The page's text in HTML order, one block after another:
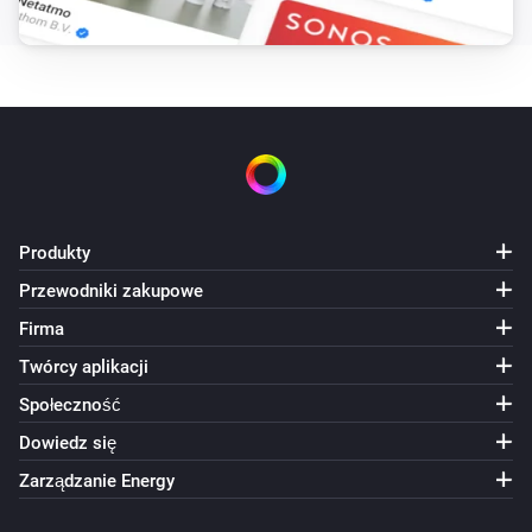
Produkty
Przewodniki zakupowe
Firma
Twórcy aplikacji
Społeczność
Dowiedz się
Zarządzanie Energy